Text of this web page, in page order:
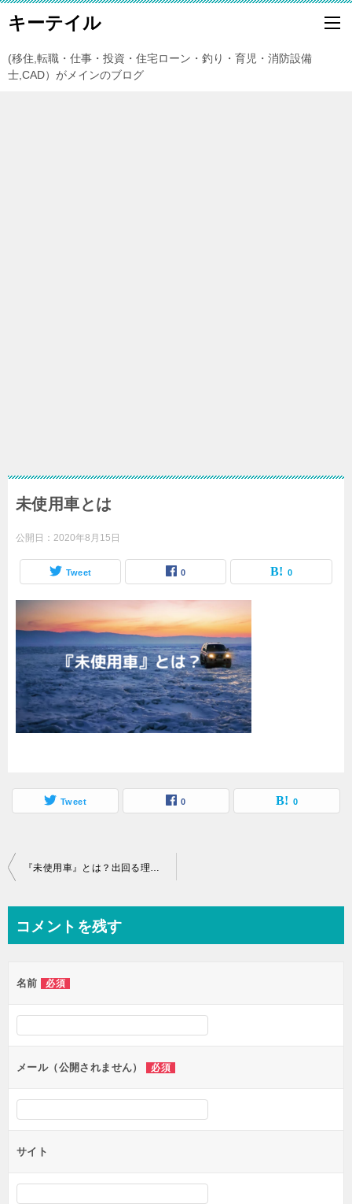
キーテイル
(移住,転職・仕事・投資・住宅ローン・釣り・育児・消防設備
士,CAD）がメインのブログ
未使用車とは
公開日： 2020年8月15日
Tweet 0 0
Tweet 0 0
投
ビ
ー
シ
ン
『未使用車』とは？出回る理由と購入するメリット・デメリットと注意点
コメントを残す
名前 必須
メール（公開されません） 必須
サイト